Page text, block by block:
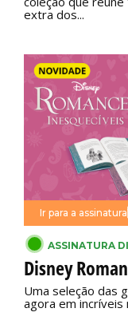
extra dos...
Ir para a assinatura
ASSINATURA
Disney
Uma seleção das
agora em incríveis